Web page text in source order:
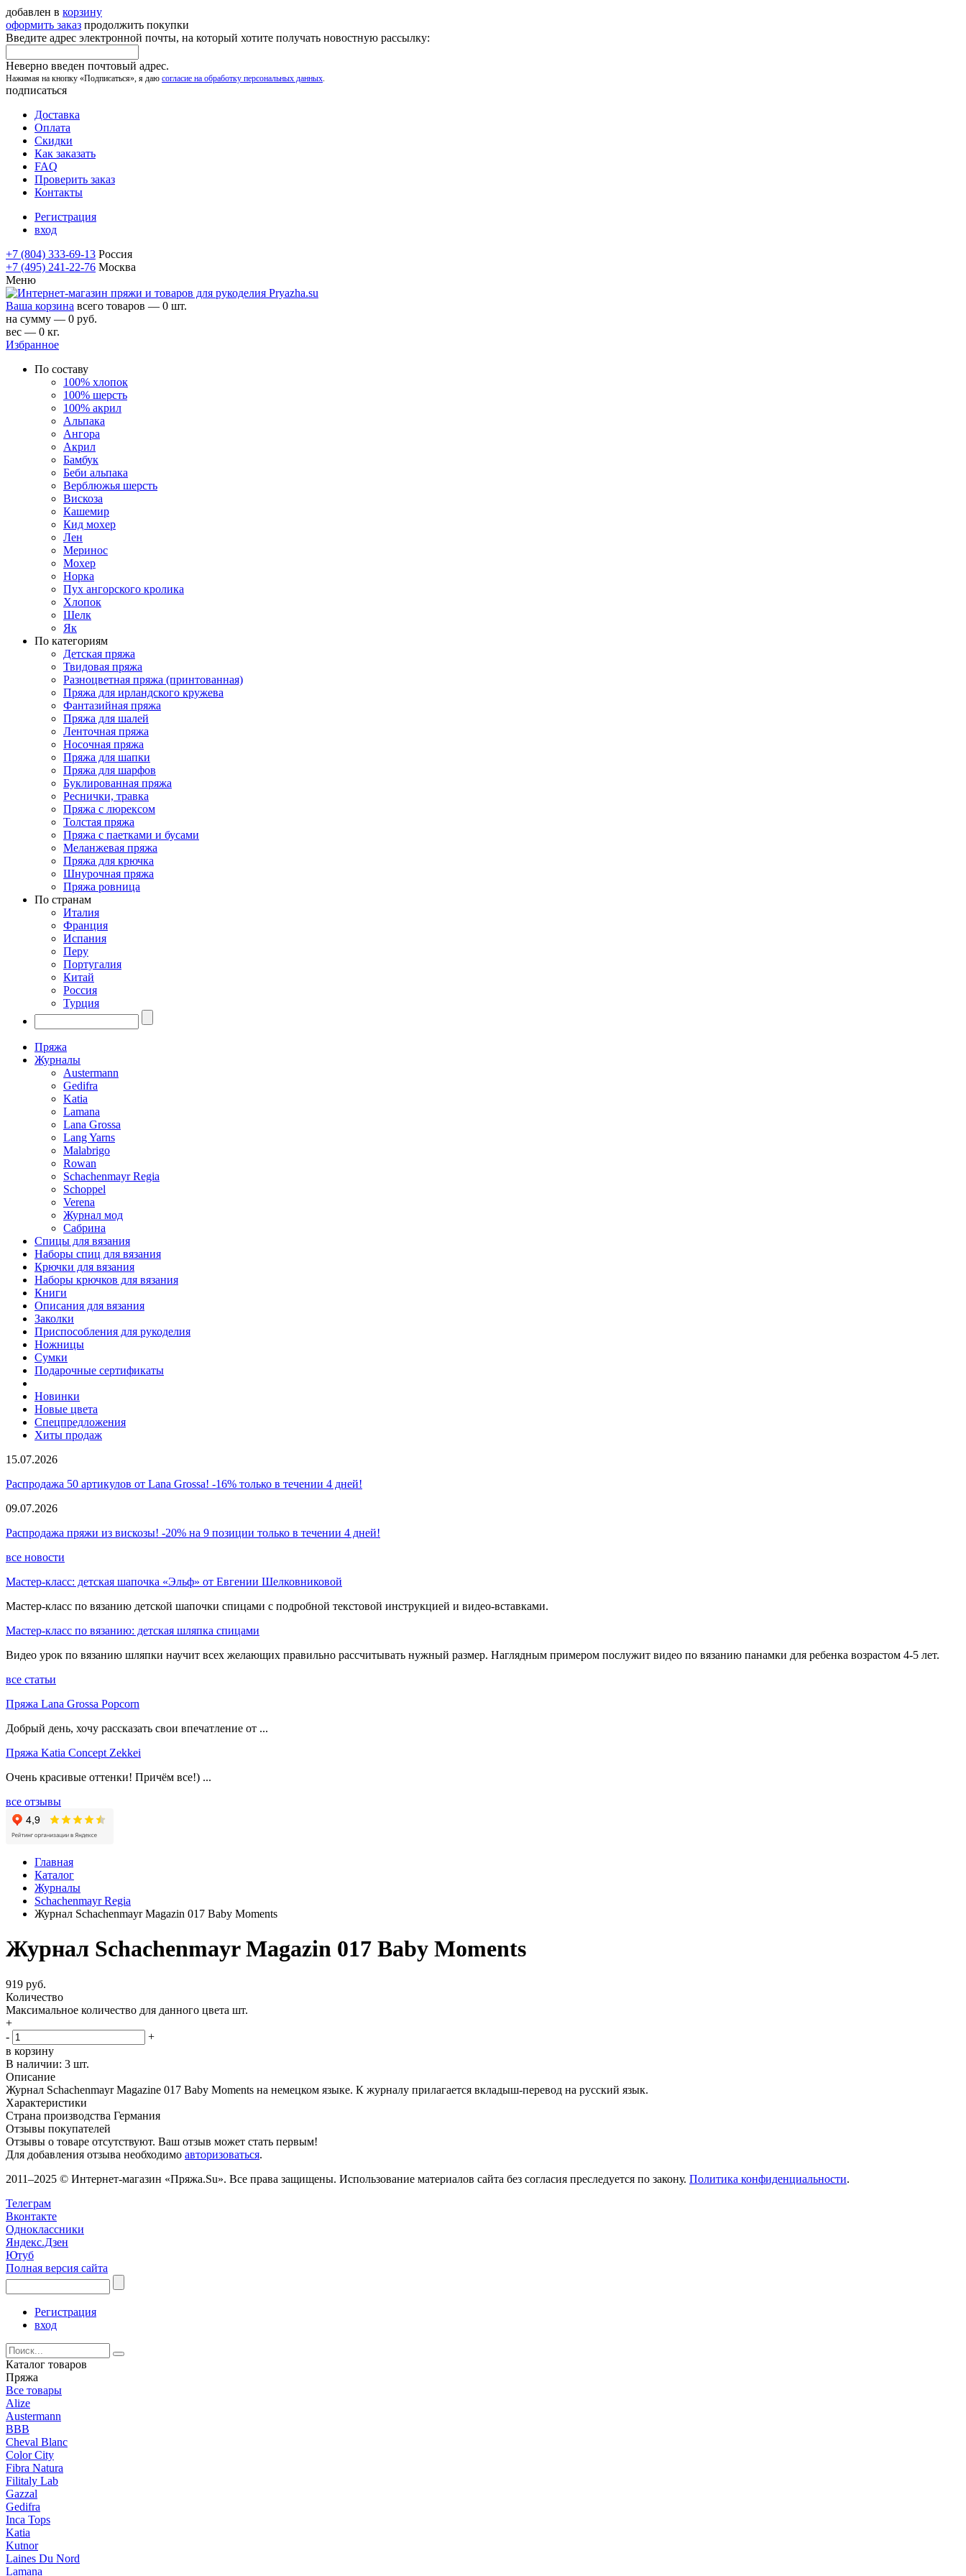
добавлен в корзину
оформить заказ продолжить покупки
Введите адрес электронной почты, на который хотите получать новостную рассылку:
Неверно введен почтовый адрес.
Нажимая на кнопку «Подписаться», я даю согласие на обработку персональных данных.
подписаться
Доставка
Оплата
Скидки
Как заказать
FAQ
Проверить заказ
Контакты
Регистрация
вход
+7 (804) 333-69-13 Россия
+7 (495) 241-22-76 Москва
Меню
Ваша корзина всего товаров — 0 шт.
на сумму — 0 руб.
вес — 0 кг.
Избранное
По составу
100% хлопок
100% шерсть
100% акрил
Альпака
Ангора
Акрил
Бамбук
Беби альпака
Верблюжья шерсть
Вискоза
Кашемир
Кид мохер
Лен
Меринос
Мохер
Норка
Пух ангорского кролика
Хлопок
Шелк
Як
По категориям
Детская пряжа
Твидовая пряжа
Разноцветная пряжа (принтованная)
Пряжа для ирландского кружева
Фантазийная пряжа
Пряжа для шалей
Ленточная пряжа
Носочная пряжа
Пряжа для шапки
Пряжа для шарфов
Буклированная пряжа
Реснички, травка
Пряжа с люрексом
Толстая пряжа
Пряжа с паетками и бусами
Меланжевая пряжа
Пряжа для крючка
Шнурочная пряжа
Пряжа ровница
По странам
Италия
Франция
Испания
Перу
Португалия
Китай
Россия
Турция
Пряжа
Журналы
Austermann
Gedifra
Katia
Lamana
Lana Grossa
Lang Yarns
Malabrigo
Rowan
Schachenmayr Regia
Schoppel
Verena
Журнал мод
Сабрина
Спицы для вязания
Наборы спиц для вязания
Крючки для вязания
Наборы крючков для вязания
Книги
Описания для вязания
Заколки
Приспособления для рукоделия
Ножницы
Сумки
Подарочные сертификаты
Новинки
Новые цвета
Спецпредложения
Хиты продаж
15.07.2026
Распродажа 50 артикулов от Lana Grossa! -16% только в течении 4 дней!
09.07.2026
Распродажа пряжи из вискозы! -20% на 9 позиции только в течении 4 дней!
все новости
Мастер-класс: детская шапочка «Эльф» от Евгении Шелковниковой
Мастер-класс по вязанию детской шапочки спицами с подробной текстовой инструкцией и видео-вставками.
Мастер-класс по вязанию: детская шляпка спицами
Видео урок по вязанию шляпки научит всех желающих правильно рассчитывать нужный размер. Наглядным примером послужит видео по вязанию панамки для ребенка возрастом 4-5 лет.
все статьи
Пряжа Lana Grossa Popcorn
Добрый день, хочу рассказать свои впечатление от ...
Пряжа Katia Concept Zekkei
Очень красивые оттенки! Причём все!) ...
все отзывы
Главная
Каталог
Журналы
Schachenmayr Regia
Журнал Schachenmayr Magazin 017 Baby Moments
Журнал Schachenmayr Magazin 017 Baby Moments
919 руб.
Количество
Максимальное количество для данного цвета шт.
+
-
+
в корзину
В наличии: 3 шт.
Описание
Журнал Schachenmayr Magazine 017 Baby Moments на немецком языке. К журналу прилагается вкладыш-перевод на русский язык.
Характеристики
Страна производства Германия
Отзывы покупателей
Отзывы о товаре отсутствуют. Ваш отзыв может стать первым!
Для добавления отзыва необходимо авторизоваться.
2011–2025 © Интернет-магазин «Пряжа.Su». Все права защищены. Использование материалов сайта без согласия преследуется по закону. Политика конфиденциальности.
Телеграм
Вконтакте
Одноклассники
Яндекс.Дзен
Ютуб
Полная версия сайта
Регистрация
вход
Каталог товаров
Пряжа
Все товары
Alize
Austermann
BBB
Cheval Blanc
Color City
Fibra Natura
Filitaly Lab
Gazzal
Gedifra
Inca Tops
Katia
Kutnor
Laines Du Nord
Lamana